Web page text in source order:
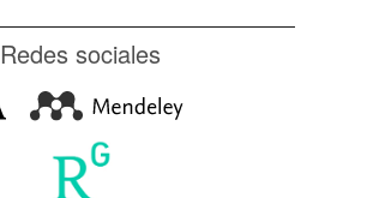
Redes sociales